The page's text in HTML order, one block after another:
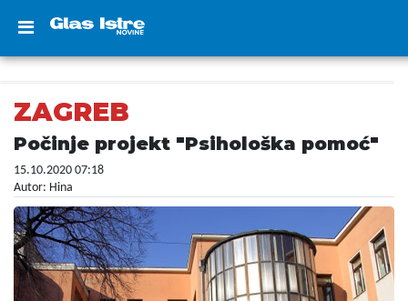
ZAGREB
Počinje projekt "Psihološka pomoć"
15.10.2020 07:18
Autor: Hina